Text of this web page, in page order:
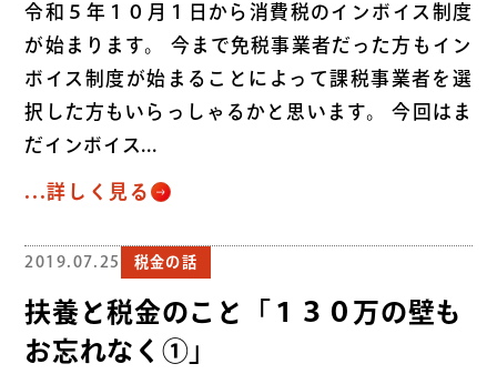
令和５年１０月１日から消費税のインボイス制度
が始まります。 今まで免税事業者だった方もイン
ボイス制度が始まることによって課税事業者を選
択した方もいらっしゃるかと思います。 今回はま
だインボイス...
...詳しく見る
2019.07.25 税金の話
扶養と税金のこと「１３０万の壁も
お忘れなく①」